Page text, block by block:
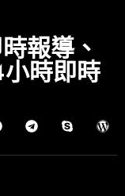
報導、
時即時